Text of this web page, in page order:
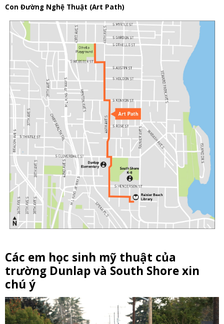
Con Đường Nghệ Thuật (Art Path)
Các em học sinh mỹ thuật của
trường Dunlap và South Shore xin
chú ý